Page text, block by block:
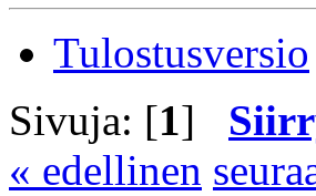
Tulostusversio
Sivuja: [1]
« edellinen